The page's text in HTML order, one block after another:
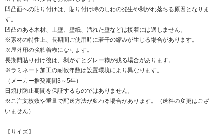
凹凸面への貼り付けは、貼り付け時のしわの発生や剥がれ落ちる原因となりま
す。
凹凸のある木材、土壁、壁紙、汚れた壁などは接着には適しません。
※素材の特性上、長期間ご使用時に若干の縮みが生じる場合があります。
※屋外用の強粘着糊になります。
長期間貼り付け後は、剥がすとグレー糊が残る場合があります。
※ラミネート加工の耐候年数は設置環境により異なります。
（メーカー推奨期間3～5年）
日焼け防止期間を保証するものではありません。
※ご注文枚数や重量で配送方法が変わる場合があります。（送料の変更はござ
いません）
【サイズ】